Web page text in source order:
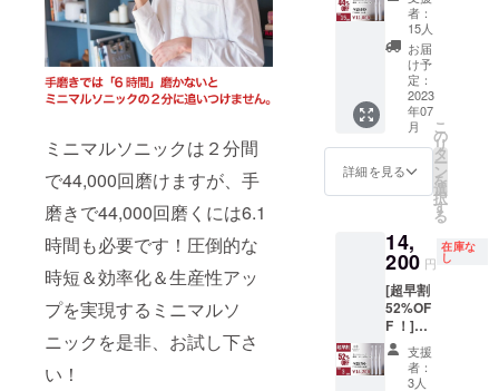
ミニマルソニックは２分間
で44,000回磨けますが、手
磨きで44,000回磨くには6.1
時間も必要です！圧倒的な
時短＆効率化＆生産性アッ
プを実現するミニマルソ
ニックを是非、お試し下さ
い！
無：有
（ご購
入より
１年
間）
格：
9,900円
●サイ
ズ/重
量：
22.3cm/
45g●カ
ラー展
ワイト●
使用方
注意事
項：歯
の表面
にブラ
シを当
て、一
本ずつ
ずらし
材の供
給状
況、製
造工程
上の都
合等に
より出
荷時期
が遅れ
る場合
送料込
みの価
す。 ●
希望小
売価
格：
9,900円
●サイ
ル×2個
（箱サ
イズ：
220mm
×50mm
×20mm
）×2個
※デザイ
ン・仕
様は変
ざいま
す。ご
了承く
ださ
い。 ※
ご注文
状況、
使用部
材の供
15個）
・ミニ
マルソ
ニック×
２セッ
ト ・
11,000
円 ［
19,800
円の
44%OF
F］ ・
個 ・交
換式ブ
ラシ
ヘッド
×4個 ・
充電
ケーブ
ル×2個
（箱サ
者：
15人
お届
け予
定：
2023
年07
月
詳細を見る
こ
の
リ
タ
ー
ン
を
選
択
す
る
14,
200 円
在庫な
し
[超早割
52%OF
F ！]
（限定3
個） ・
ミニマ
支援
者：
3人